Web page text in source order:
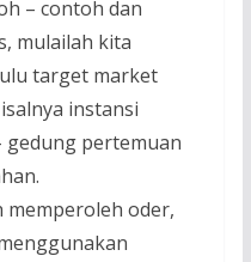
– contoh dan
mulailah kita
target market
instansi
gedung pertemuan
memperoleh oder,